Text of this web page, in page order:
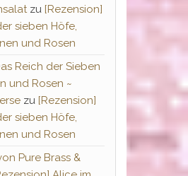
zu [Rezension]
sieben Höfe,
und Rosen
Reich der Sieben
und Rosen ~
zu [Rezension]
sieben Höfe,
und Rosen
Pure Brass &